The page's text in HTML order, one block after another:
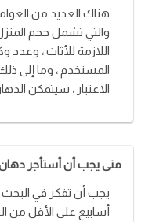
هناك العديد من
والتي تشمل حجم المنزل
اللازمة للأثاث ، وعدد
المستخدم ، وما إلى
الاعتبار ، سيتمكن
متى يجب أن أستأجر دهان
أسابيع على الأقل من